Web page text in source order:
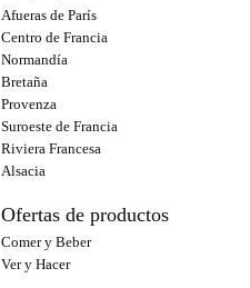
Afueras de París
Centro de Francia
Normandía
Bretaña
Provenza
Suroeste de Francia
Riviera Francesa
Alsacia
Ofertas de productos
Comer y Beber
Ver y Hacer